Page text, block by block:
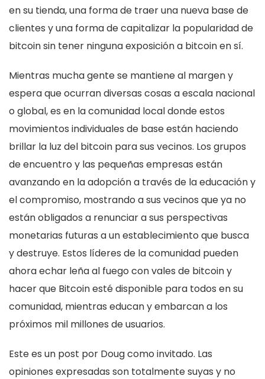
en su tienda, una forma de traer una nueva base de
clientes y una forma de capitalizar la popularidad de
bitcoin sin tener ninguna exposición a bitcoin en sí.
Mientras mucha gente se mantiene al margen y
espera que ocurran diversas cosas a escala nacional
o global, es en la comunidad local donde estos
movimientos individuales de base están haciendo
brillar la luz del bitcoin para sus vecinos. Los grupos
de encuentro y las pequeñas empresas están
avanzando en la adopción a través de la educación y
el compromiso, mostrando a sus vecinos que ya no
están obligados a renunciar a sus perspectivas
monetarias futuras a un establecimiento que busca
y destruye. Estos líderes de la comunidad pueden
ahora echar leña al fuego con vales de bitcoin y
hacer que Bitcoin esté disponible para todos en su
comunidad, mientras educan y embarcan a los
próximos mil millones de usuarios.
Este es un post por Doug como invitado. Las
opiniones expresadas son totalmente suyas y no